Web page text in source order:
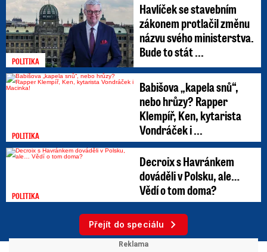
POLITIKA
Havlíček se stavebním
zákonem protlačil změnu
názvu svého ministerstva.
Bude to stát ...
POLITIKA
Babišova „kapela snů“,
nebo hrůzy? Rapper
Klempíř, Ken, kytarista
Vondráček i ...
POLITIKA
Decroix s Havránkem
dováděli v Polsku, ale…
Vědí o tom doma?
Přejít do speciálu